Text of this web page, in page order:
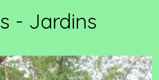
- Jardins